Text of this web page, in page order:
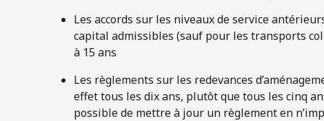
Les accords sur les niveaux de service
capital admissibles (sauf pour les transports
à 15 ans
Les règlements sur les redevances
effet tous les dix ans, plutôt que tous les cinq
possible de mettre à jour un règlement en